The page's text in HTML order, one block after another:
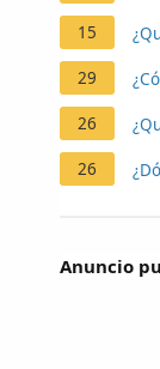
15
29
26
26
Anuncio